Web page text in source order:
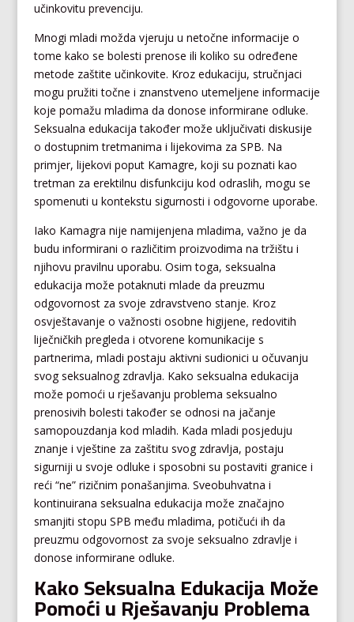
učinkovitu prevenciju.
Mnogi mladi možda vjeruju u netočne informacije o
tome kako se bolesti prenose ili koliko su određene
metode zaštite učinkovite. Kroz edukaciju, stručnjaci
mogu pružiti točne i znanstveno utemeljene informacije
koje pomažu mladima da donose informirane odluke.
Seksualna edukacija također može uključivati diskusije
o dostupnim tretmanima i lijekovima za SPB. Na
primjer, lijekovi poput Kamagre, koji su poznati kao
tretman za erektilnu disfunkciju kod odraslih, mogu se
spomenuti u kontekstu sigurnosti i odgovorne uporabe.
Iako Kamagra nije namijenjena mladima, važno je da
budu informirani o različitim proizvodima na tržištu i
njihovu pravilnu uporabu. Osim toga, seksualna
edukacija može potaknuti mlade da preuzmu
odgovornost za svoje zdravstveno stanje. Kroz
osvještavanje o važnosti osobne higijene, redovitih
liječničkih pregleda i otvorene komunikacije s
partnerima, mladi postaju aktivni sudionici u očuvanju
svog seksualnog zdravlja. Kako seksualna edukacija
može pomoći u rješavanju problema seksualno
prenosivih bolesti također se odnosi na jačanje
samopouzdanja kod mladih. Kada mladi posjeduju
znanje i vještine za zaštitu svog zdravlja, postaju
sigurniji u svoje odluke i sposobni su postaviti granice i
reći “ne” rizičnim ponašanjima. Sveobuhvatna i
kontinuirana seksualna edukacija može značajno
smanjiti stopu SPB među mladima, potičući ih da
preuzmu odgovornost za svoje seksualno zdravlje i
donose informirane odluke.
Kako Seksualna Edukacija Može
Pomoći u Rješavanju Problema